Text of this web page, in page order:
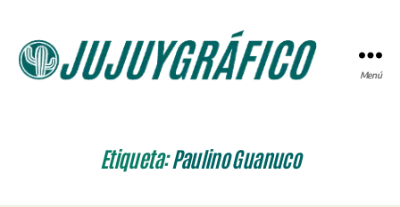
Menú
Etiqueta:Paulino Guanuco